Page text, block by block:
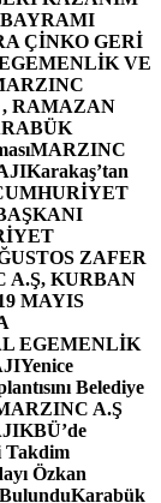
ÇİNKO GERİ
VE
RAMAZAN
MARZINC
Karakaş’tan
ZAFER
A.Ş, KURBAN
MAYIS
EGEMENLİK
Yenice
Belediye
A.Ş
KBÜ’de
Takdim
Özkan
Karabük